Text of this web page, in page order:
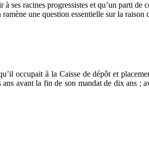
racines progressistes et qu’un parti de
une question essentielle sur la
occupait à la Caisse de dépôt et
avant la fin de son mandat de dix ans ;